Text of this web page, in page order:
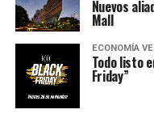
Nuevos
Mall
ECONOMÍA
Todo listo
Friday”